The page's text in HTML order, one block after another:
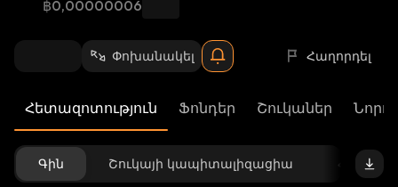
฿0,00000006
Փոխանակել Հաղորդել
Հետազոտություն Ֆոնդեր Շուկաներ
Գին Շուկայի կապիտալիզացիա